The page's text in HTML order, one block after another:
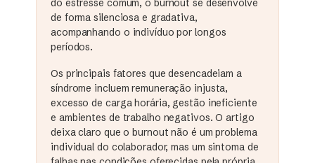
do estresse comum, o burnout se desenvolve
de forma silenciosa e gradativa,
acompanhando o indivíduo por longos
períodos.
Os principais fatores que desencadeiam a
síndrome incluem remuneração injusta,
excesso de carga horária, gestão ineficiente
e ambientes de trabalho negativos. O artigo
deixa claro que o burnout não é um problema
individual do colaborador, mas um sintoma de